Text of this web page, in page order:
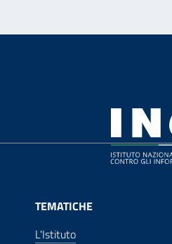
TEMATICHE
L'Istituto